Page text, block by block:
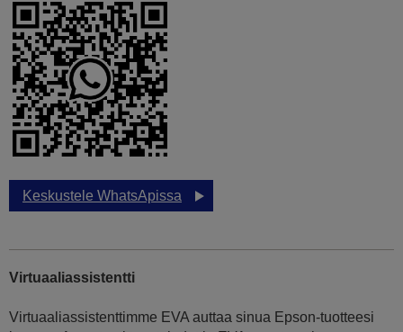
Keskustele WhatsApissa
Virtuaaliassistentti
Virtuaaliassistenttimme EVA auttaa sinua Epson-tuotteesi